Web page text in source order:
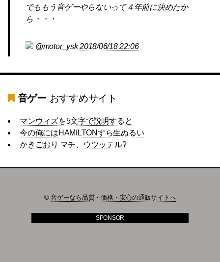
でももう音ゲーやらないって４年前に決めたか
ら・・・
@motor_ysk2018/06/18 22:06
音ゲー おすすめサイト
マンウィズを5文字で説明すると
今の俺にはHAMILTONすら生ぬるい
かきごおり マチ、ウツッテル?
©音ゲーなら品質・価格・安心の通販サイトへ
SPONSOR